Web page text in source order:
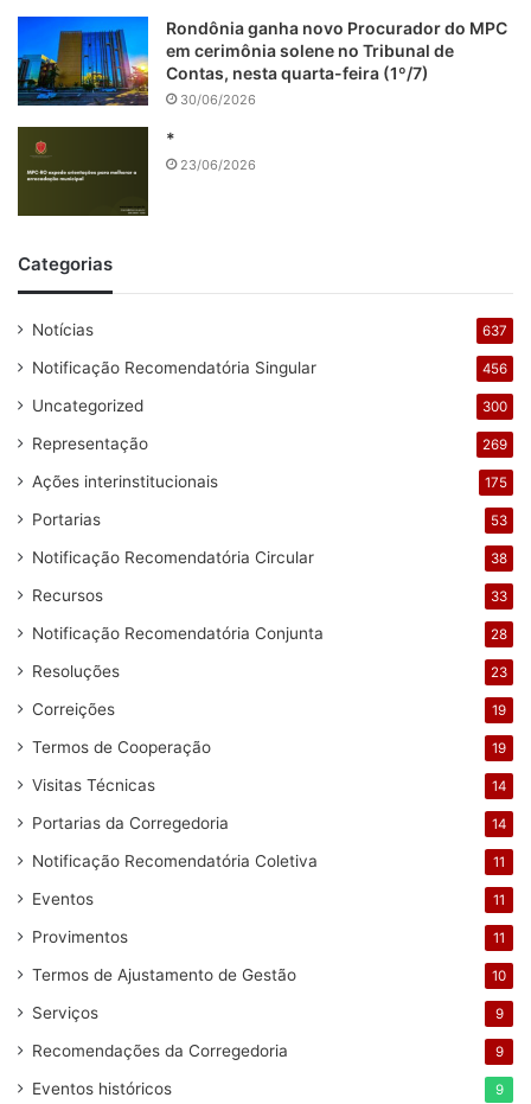
Rondônia ganha novo Procurador do MPC
em cerimônia solene no Tribunal de
Contas, nesta quarta-feira (1º/7)
30/06/2026
*
23/06/2026
Categorias
Notícias 637
Notificação Recomendatória Singular 456
Uncategorized 300
Representação 269
Ações interinstitucionais 175
Portarias 53
Notificação Recomendatória Circular 38
Recursos 33
Notificação Recomendatória Conjunta 28
Resoluções 23
Correições 19
Termos de Cooperação 19
Visitas Técnicas 14
Portarias da Corregedoria 14
Notificação Recomendatória Coletiva 11
Eventos 11
Provimentos 11
Termos de Ajustamento de Gestão 10
Serviços 9
Recomendações da Corregedoria 9
Eventos históricos 9